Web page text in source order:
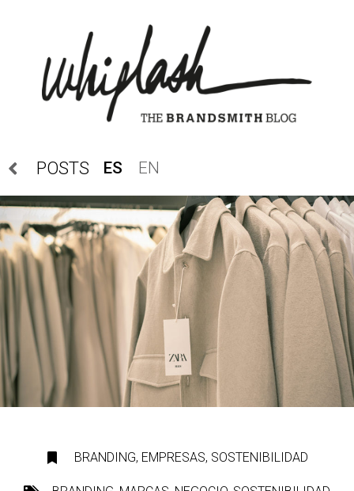
POSTS ES EN
BRANDING, EMPRESAS, SOSTENIBILIDAD